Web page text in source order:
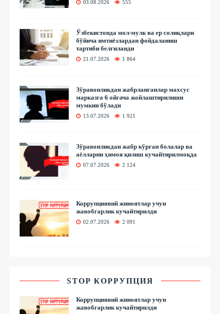
03.08.2026 555
Ўзбекистонда мол-мулк ва ер солиқлари
бўйича имтиёзлардан фойдаланиш
тартиби белгиланди
21.07.2026 1 864
Зўравонликдан жабрланганлар махсус
марказга 6 ойгача жойлаштирилиши
мумкин бўлади
13.07.2026 1 921
Зўравонликдан жабр кўрган болалар ва
аёлларни ҳимоя қилиш кучайтирилмоқда
07.07.2026 2 124
Коррупциявий жиноятлар учун
жавобгарлик кучайтирилди
02.07.2026 2 091
STOP КОРРУПЦИЯ
Коррупциявий жиноятлар учун
жавобгарлик кучайтирилди